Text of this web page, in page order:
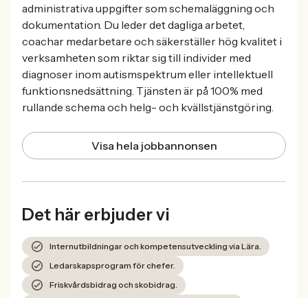
administrativa uppgifter som schemaläggning och
dokumentation. Du leder det dagliga arbetet,
coachar medarbetare och säkerställer hög kvalitet i
verksamheten som riktar sig till individer med
diagnoser inom autismspektrum eller intellektuell
funktionsnedsättning. Tjänsten är på 100% med
rullande schema och helg- och kvällstjänstgöring.
Visa hela jobbannonsen
Det här erbjuder vi
Internutbildningar och kompetensutveckling via Lära.
Ledarskapsprogram för chefer.
Friskvårdsbidrag och skobidrag.